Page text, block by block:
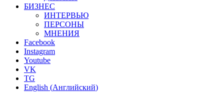
БИЗНЕС
ИНТЕРВЬЮ
ПЕРСОНЫ
МНЕНИЯ
Facebook
Instagram
Youtube
VK
TG
English (Английский)